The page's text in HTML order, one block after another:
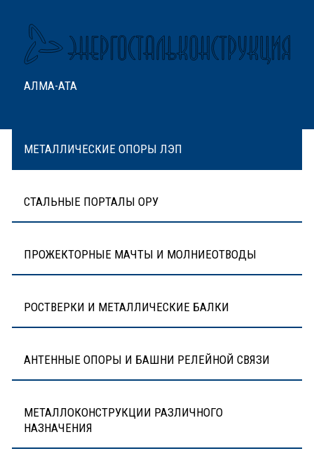
АЛМА-АТА
МЕТАЛЛИЧЕСКИЕ ОПОРЫ ЛЭП
СТАЛЬНЫЕ ПОРТАЛЫ ОРУ
ПРОЖЕКТОРНЫЕ МАЧТЫ И МОЛНИЕОТВОДЫ
РОСТВЕРКИ И МЕТАЛЛИЧЕСКИЕ БАЛКИ
АНТЕННЫЕ ОПОРЫ И БАШНИ РЕЛЕЙНОЙ СВЯЗИ
МЕТАЛЛОКОНСТРУКЦИИ РАЗЛИЧНОГО
НАЗНАЧЕНИЯ